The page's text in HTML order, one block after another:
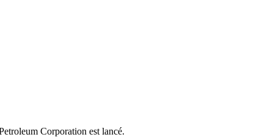
Corporation est lancé.